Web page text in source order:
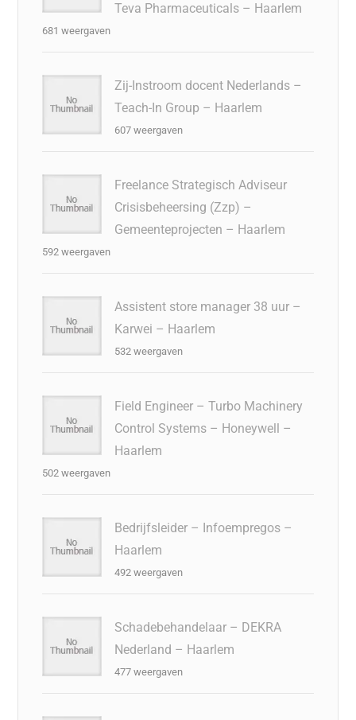
Teva Pharmaceuticals – Haarlem
681 weergaven
Zij-Instroom docent Nederlands –
Teach-In Group – Haarlem
607 weergaven
Freelance Strategisch Adviseur
Crisisbeheersing (Zzp) –
Gemeenteprojecten – Haarlem
592 weergaven
Assistent store manager 38 uur –
Karwei – Haarlem
532 weergaven
Field Engineer – Turbo Machinery
Control Systems – Honeywell –
Haarlem
502 weergaven
Bedrijfsleider – Infoempregos –
Haarlem
492 weergaven
Schadebehandelaar – DEKRA
Nederland – Haarlem
477 weergaven